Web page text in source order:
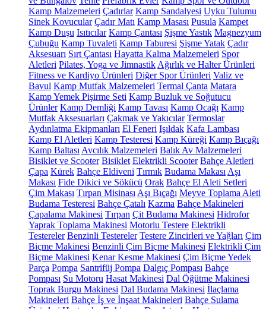
Kamp Malzemeleri Çadırlar Kamp Sandalyesi Uyku Tulumu
Sinek Kovucular Çadır Matı Kamp Masası Pusula Kampet
Kamp Duşu Isıtıcılar Kamp Çantası Şişme Yastık Magnezyum
Çubuğu Kamp Tuvaleti Kamp Taburesi Şişme Yatak Çadır
Aksesuarı Sırt Çantası Hayatta Kalma Malzemeleri Spor
Aletleri Pilates, Yoga ve Jimnastik Ağırlık ve Halter Ürünleri
Fitness ve Kardiyo Ürünleri Diğer Spor Ürünleri Valiz ve
Bavul Kamp Mutfak Malzemeleri Termal Çanta Matara
Kamp Yemek Pişirme Seti Kamp Buzluk ve Soğutucu
Ürünler Kamp Demliği Kamp Tavası Kamp Ocağı Kamp
Mutfak Aksesuarları Çakmak ve Yakıcılar Termoslar
Aydınlatma Ekipmanları El Feneri Işıldak Kafa Lambası
Kamp El Aletleri Kamp Testeresi Kamp Küreği Kamp Bıçağı
Kamp Baltası Avcılık Malzemeleri Balık Av Malzemeleri
Bisiklet ve Scooter Bisiklet Elektrikli Scooter Bahçe Aletleri
Çapa Kürek Bahçe Eldiveni Tırmık Budama Makası Aşı
Makası Fide Dikici ve Sökücü Orak Bahçe El Aleti Setleri
Çim Makası Tırpan Misinası Aşı Bıçağı Meyve Toplama Aleti
Budama Testeresi Bahçe Çatalı Kazma Bahçe Makineleri
Çapalama Makinesi Tırpan Çit Budama Makinesi Hidrofor
Yaprak Toplama Makinesi Motorlu Testere Elektrikli
Testereler Benzinli Testereler Testere Zincirleri ve Yağları Çim
Biçme Makinesi Benzinli Çim Biçme Makinesi Elektrikli Çim
Biçme Makinesi Kenar Kesme Makinesi Çim Biçme Yedek
Parça Pompa Santrifüj Pompa Dalgıç Pompası Bahçe
Pompası Su Motoru Hasat Makinesi Dal Öğütme Makinesi
Toprak Burgu Makinesi Dal Budama Makinesi İlaçlama
Makineleri Bahçe İş ve İnşaat Makineleri Bahçe Sulama